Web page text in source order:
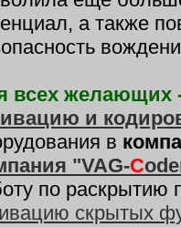
а также
всех
и
в
"VAG-C
по
скрытых